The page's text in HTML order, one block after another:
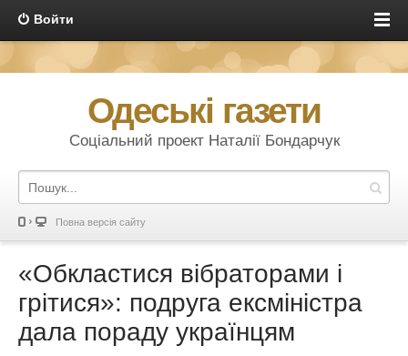
Войти
Одеські газети
Соціальний проект Наталії Бондарчук
Повна версія сайту
«Обкластися вібраторами і
грітися»: подруга ексміністра
дала пораду українцям